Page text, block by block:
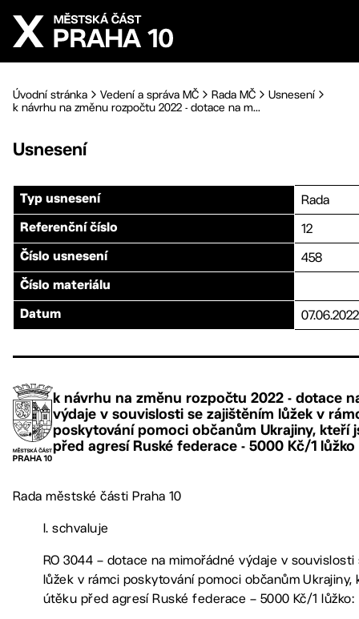
Přejít na hlavní obsah
Úvodní stránka Vedení a správa MČ Rada MČ
Usnesení
k návrhu na změnu rozpočtu 2022 - dotace na m...
Usnesení
Typ usnesení Rada
Referenční číslo 12
Číslo usnesení 458
Číslo materiálu
Datum 07.06.2022
k návrhu na změnu rozpočtu 2022 - dotace
výdaje v souvislosti se zajištěním lůžek v
poskytování pomoci občanům Ukrajiny, kteří
před agresí Ruské federace - 5000 Kč/1 lůžko
Rada městské části Praha 10
I. schvaluje
RO 3044 – dotace na mimořádné výdaje v
lůžek v rámci poskytování pomoci občanům Ukrajiny,
útěku před agresí Ruské federace – 5000 Kč/1 lůžko: